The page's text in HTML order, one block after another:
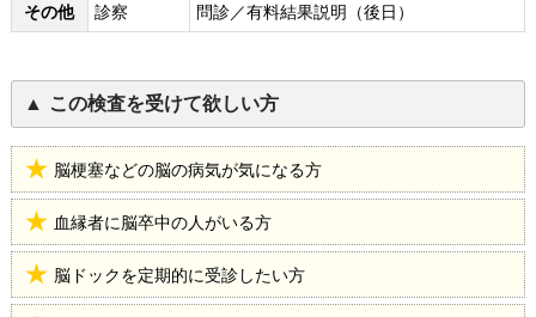
その他 診察 問診／有料結果説明（後日）
この検査を受けて欲しい方
脳梗塞などの脳の病気が気になる方
血縁者に脳卒中の人がいる方
脳ドックを定期的に受診したい方